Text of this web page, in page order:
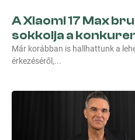
A Xiaomi 17 Max
sokkolja a
Már korábban is hallhattunk a
érkezéséről,